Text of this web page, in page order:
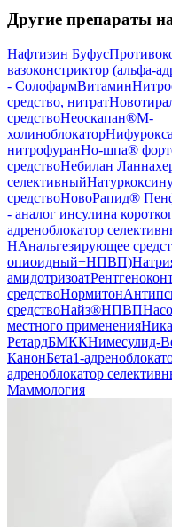
Другие препараты
Нафтизин Буфус
вазоконстриктор (альфа-
- СолофармВитамин
средство, нитрат
средствоНеоскапан®М-
холиноблокатор
нитрофуранНо-шпа®
средствоНебилан
селективный
средствоНовоРапид®
- аналог инсулина
адреноблокатор
НАнальгезирующее
опиоидный+НПВП)
амидотризоат
средствоНормитон
средствоНайз®НПВП
местного применения
РетардБМККНимесулид-
КанонБета1-
адреноблокатор
Маммология